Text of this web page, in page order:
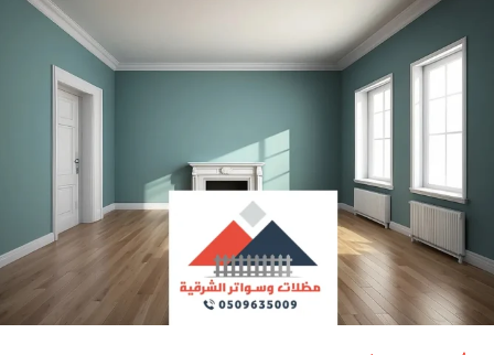
0509635009
اصباغ
جدران
خارجية
الدمام